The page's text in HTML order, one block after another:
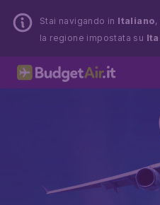
Stai navigando in Italiano,
la regione impostata su